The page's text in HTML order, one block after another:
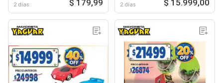
2 días $ 179,99 2 días $ 15.999,00